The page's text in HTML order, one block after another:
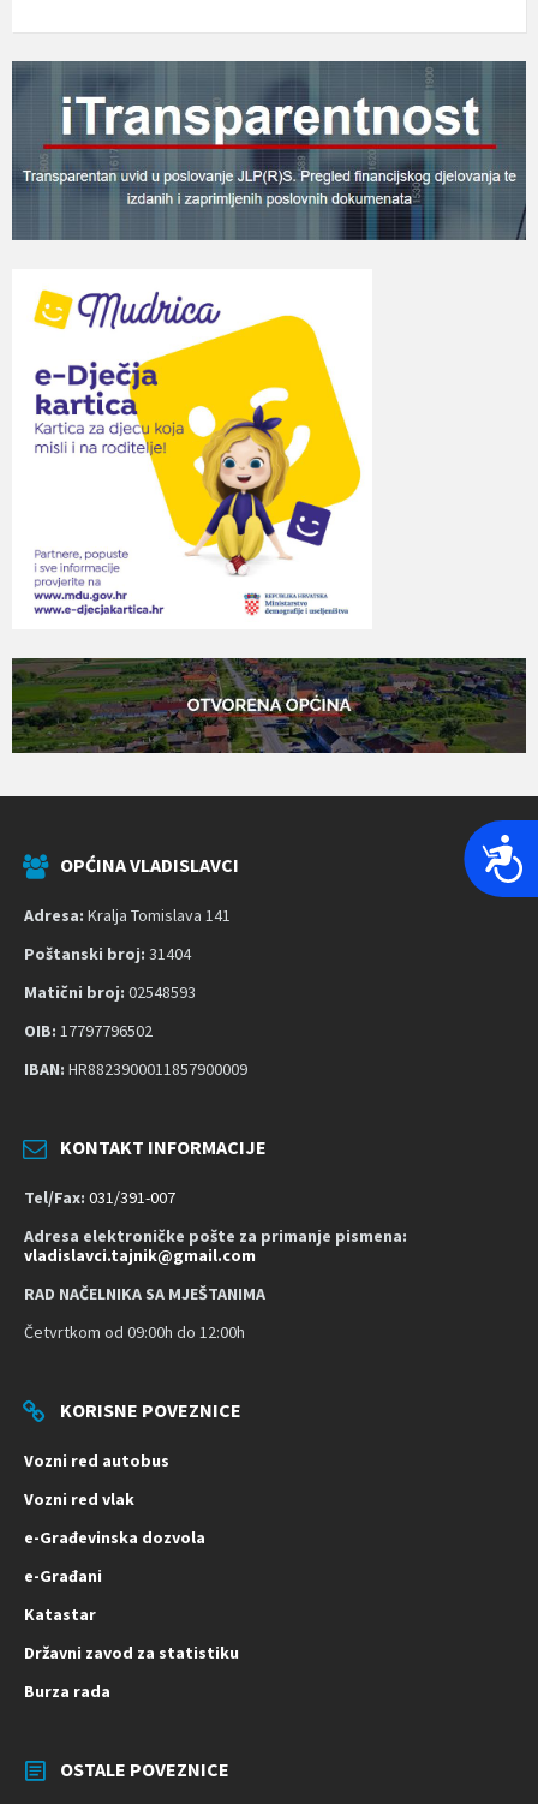
P
r
OPĆINA VLADISLAVCI
Adresa: Kralja Tomislava 141
Poštanski broj: 31404
Matični broj: 02548593
OIB: 17797796502
IBAN: HR8823900011857900009
KONTAKT INFORMACIJE
Tel/Fax: 031/391-007
Adresa elektroničke pošte za primanje pismena:
vladislavci.tajnik@gmail.com
RAD NAČELNIKA SA MJEŠTANIMA
Četvrtkom od 09:00h do 12:00h
KORISNE POVEZNICE
Vozni red autobus
Vozni red vlak
e-Građevinska dozvola
e-Građani
Katastar
Državni zavod za statistiku
Burza rada
OSTALE POVEZNICE